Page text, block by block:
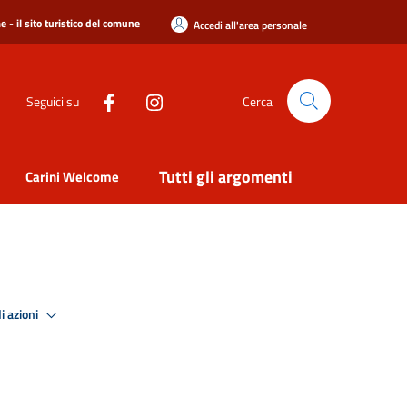
- il sito turistico del comune Accedi all'area personale
Seguici su Cerca
Carini Welcome Tutti gli argomenti
azioni